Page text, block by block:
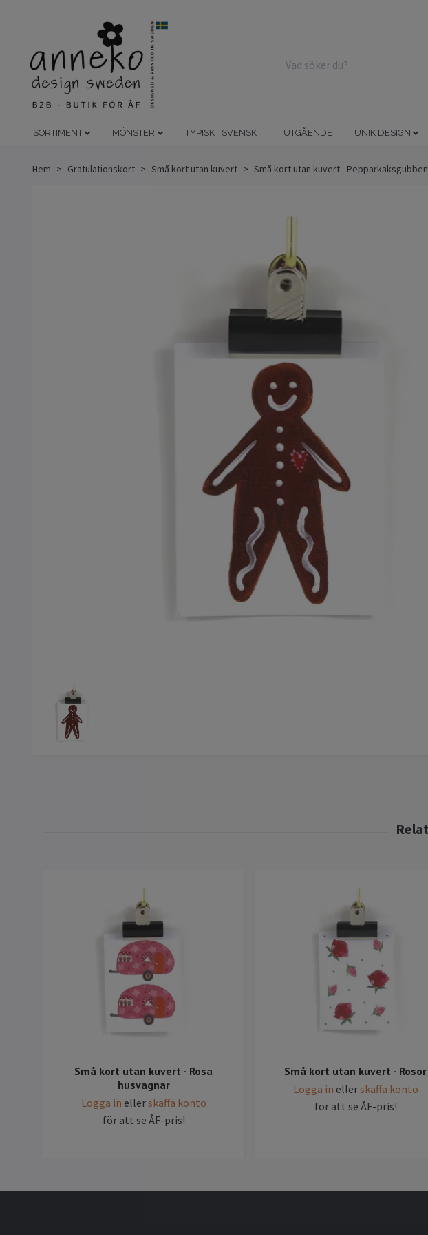
SORTIMENT MÖNSTER TYPISKT SVENSKT UTGÅENDE UNIK DESIGN
Hem Gratulationskort Små kort utan kuvert Små kort utan kuvert - Pepparkaksgubben
Små kort utan kuvert - Rosa
husvagnar
Logga in ellerskaffa konto
för att se ÅF-pris!
Små kort utan kuvert - Rosor
Logga in ellerskaffa konto
för att se ÅF-pris!